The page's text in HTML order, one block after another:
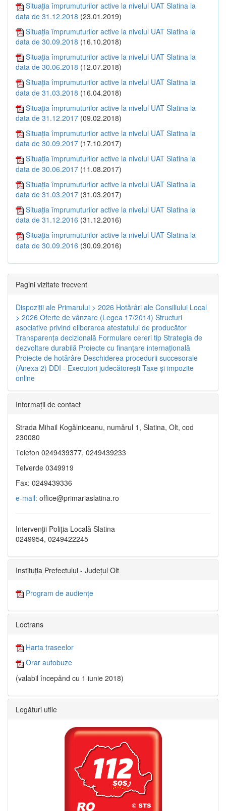
Situația împrumuturilor active la nivelul UAT Slatina la
data de 31.12.2018 (23.01.2019)
Situația împrumuturilor active la nivelul UAT Slatina la
data de 30.09.2018 (16.10.2018)
Situația împrumuturilor active la nivelul UAT Slatina la
data de 30.06.2018 (12.07.2018)
Situația împrumuturilor active la nivelul UAT Slatina la
data de 31.03.2018 (16.04.2018)
Situația împrumuturilor active la nivelul UAT Slatina la
data de 31.12.2017 (09.02.2018)
Situația împrumuturilor active la nivelul UAT Slatina la
data de 30.09.2017 (17.10.2017)
Situația împrumuturilor active la nivelul UAT Slatina la
data de 30.06.2017 (11.08.2017)
Situația împrumuturilor active la nivelul UAT Slatina la
data de 31.03.2017 (31.03.2017)
Situația împrumuturilor active la nivelul UAT Slatina la
data de 31.12.2016 (31.12.2016)
Situația împrumuturilor active la nivelul UAT Slatina la
data de 30.09.2016 (30.09.2016)
Pagini vizitate frecvent
Dispoziţii ale Primarului > 2026 Hotărâri ale Consiliului Local
> 2026 Oferte de vânzare (Legea 17/2014) Structuri
asociative privind eliberarea atestatului de producător
Transparenţa decizională Formulare cereri tip Strategia de
dezvoltare durabilă Proiecte cu finanţare internaţională
Proiecte de hotărâre Deschiderea procedurii succesorale
(Anexa 2) DDI - Executori judecătorești Taxe şi impozite
online
Informaţii de contact
Strada Mihail Kogălniceanu, numărul 1, Slatina, Olt, cod
230080
Telefon 0249439377, 0249439233
Telverde 0349919
Fax: 0249439336
e-mail: office@primariaslatina.ro
Intervenții Poliția Locală Slatina
0249954, 0249422245
Instituția Prefectului - Județul Olt
Program de audiențe
Loctrans
Harta traseelor
Orar autobuze
(valabil începând cu 1 iunie 2018)
Legături utile